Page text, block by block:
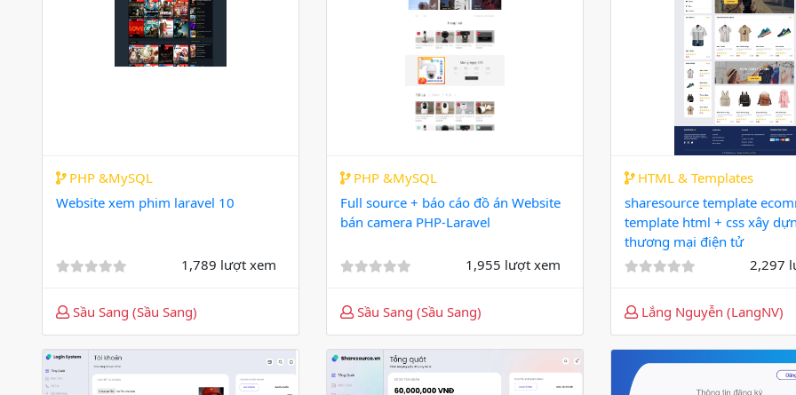
PHP &MySQL
Website xem phim laravel 10
1,789 lượt xem
Sầu Sang (Sầu Sang)
PHP &MySQL
Full source + báo cáo đồ án Website
bán camera PHP-Laravel
1,955 lượt xem
Sầu Sang (Sầu Sang)
HTML & Templates
sharesource template
template html + css xây
thương mại điện tử
2,297
Lắng Nguyễn (LangNV)